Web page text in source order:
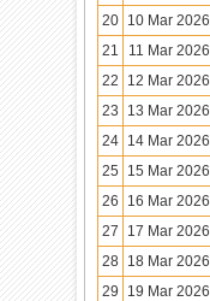
20 10 Mar 2026
21
11 Mar 2026
22
12 Mar 2026
23
13 Mar 2026
24 14 Mar 2026
25
15 Mar 2026
26
16 Mar 2026
27
17 Mar 2026
28 18 Mar 2026
29
19 Mar 2026